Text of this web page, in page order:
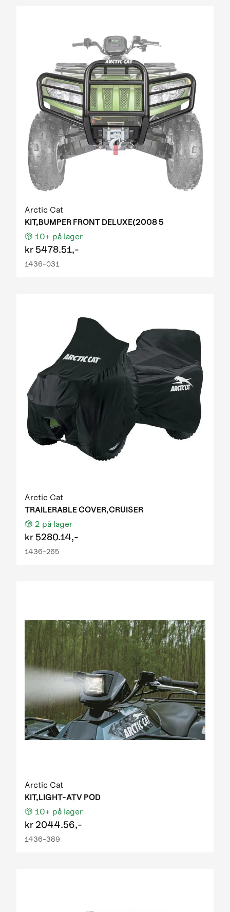
Arctic Cat
KIT,BUMPER FRONT DELUXE(2008 5
10+ på lager
kr 5478.51,-
1436-031
Arctic Cat
TRAILERABLE COVER,CRUISER
2 på lager
kr 5280.14,-
1436-265
Arctic Cat
KIT,LIGHT-ATV POD
10+ på lager
kr 2044.56,-
1436-389